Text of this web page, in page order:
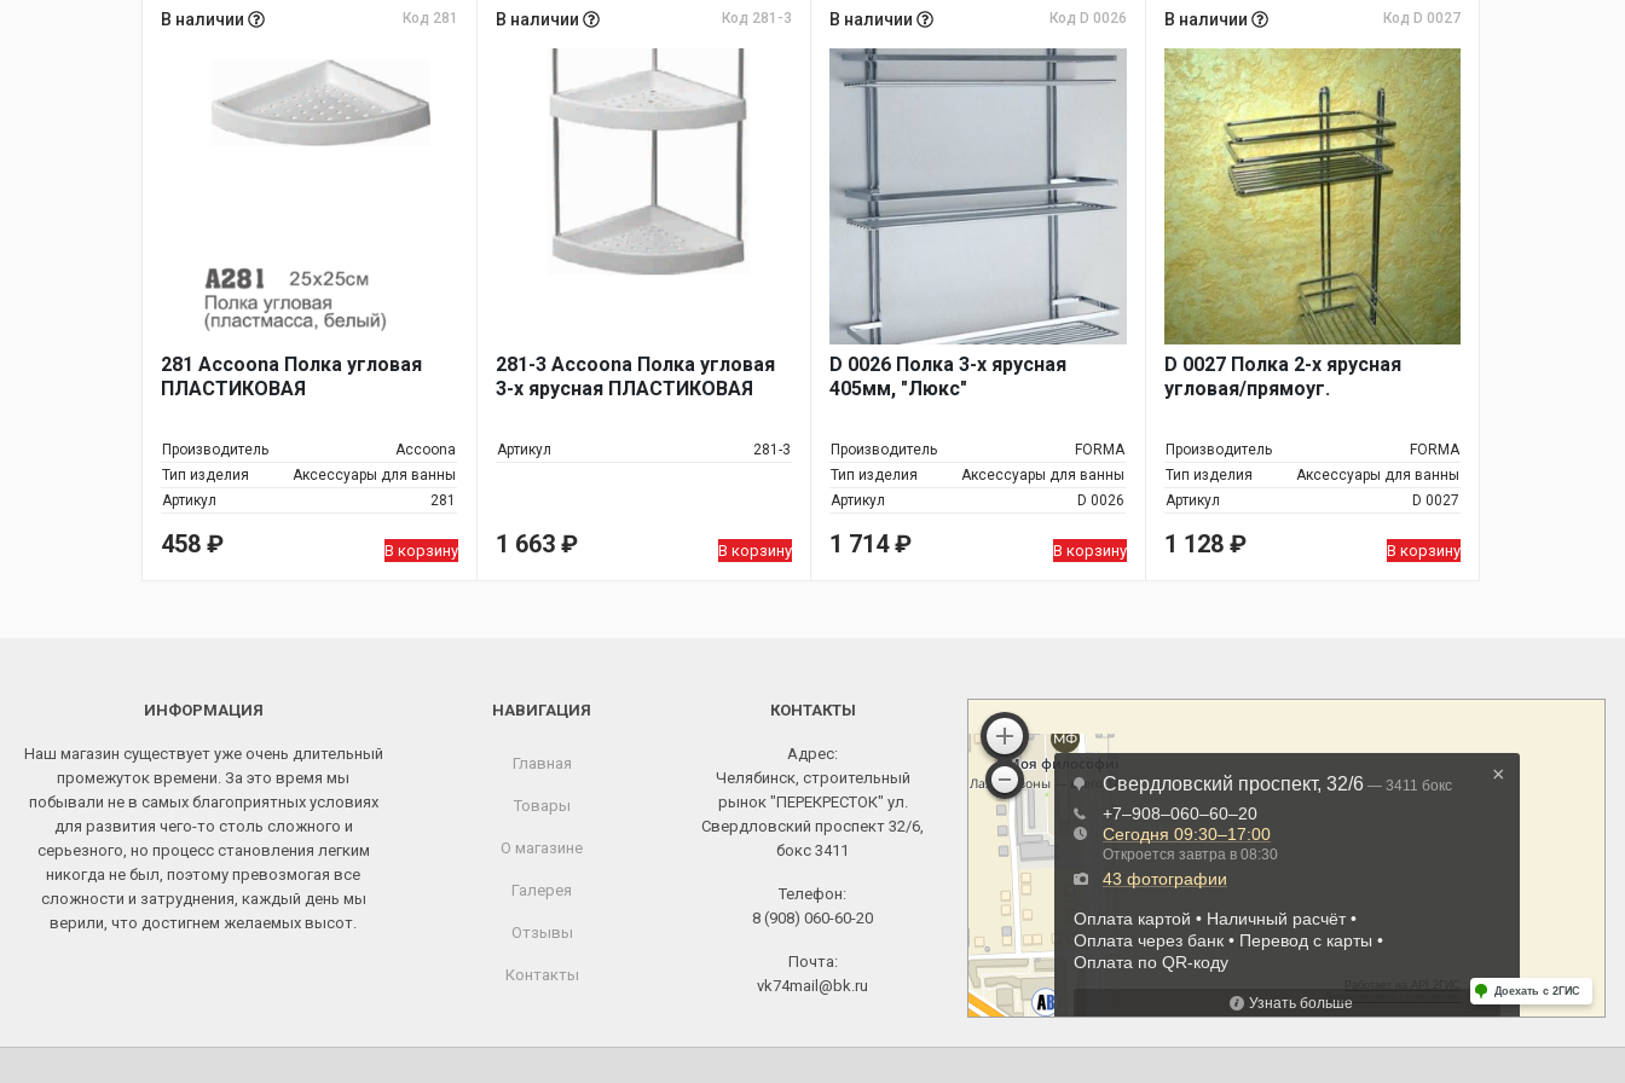
В наличии Код 281
281 Accoona Полка угловая
ПЛАСТИКОВАЯ
Производитель
Accoona
Тип изделия
Аксессуары для ванны
Артикул
281
458 ₽ В корзину
В наличии Код 281-3
281-3 Accoona Полка угловая
3-х ярусная ПЛАСТИКОВАЯ
Артикул 281-3
1 663 ₽ В корзину
В наличии Код D 0026
D 0026 Полка 3-х ярусная
405мм, "Люкс"
Производитель
FORMA
Тип изделия
Аксессуары для ванны
Артикул
D 0026
1 714₽ В корзину
В наличии Код D 0027
D 0027 Полка 2-х ярусная
угловая/прямоуг.
Производитель
FORMA
Тип изделия
Аксессуары для ванны
Артикул
D 0027
1 128 ₽ В корзину
ИНФОРМАЦИЯ
Наш магазин существует уже очень длительный
промежуток времени. За это время мы
побывали не в самых благоприятных условиях
для развития чего-то столь сложного и
серьезного, но процесс становления легким
никогда не был, поэтому превозмогая все
сложности и затруднения, каждый день мы
верили, что достигнем желаемых высот.
НАВИГАЦИЯ
Главная
Товары
О магазине
Галерея
Отзывы
Контакты
КОНТАКТЫ
Адрес:
Челябинск, строительный
рынок "ПЕРЕКРЕСТОК" ул.
Свердловский проспект 32/6,
бокс 3411
Телефон:
8 (908) 060-60-20
Почта:
vk74mail@bk.ru